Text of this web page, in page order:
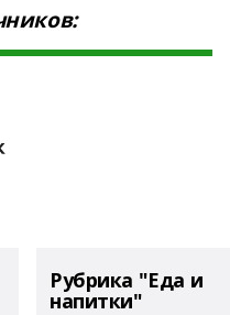
Рубрика "Еда и
напитки"